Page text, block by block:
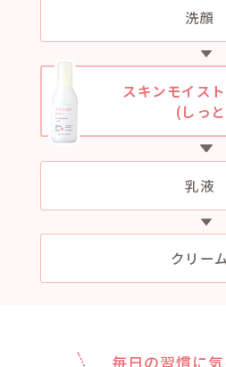
マイクロ
4種の